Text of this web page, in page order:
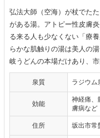
弘法大師（空海）が杖でた
がある湯。アトピー性皮膚
る来る人も少なくない「療
らかな肌触りの湯は美人の
岐うどんの本場だけあり、
泉質 ラジウム
効能
神経痛、
膚病など
住所 坂出市常